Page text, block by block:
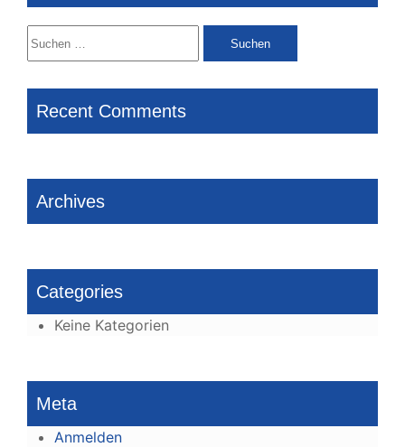
Suchen
nach:
Recent Comments
Archives
Categories
Keine Kategorien
Meta
Anmelden